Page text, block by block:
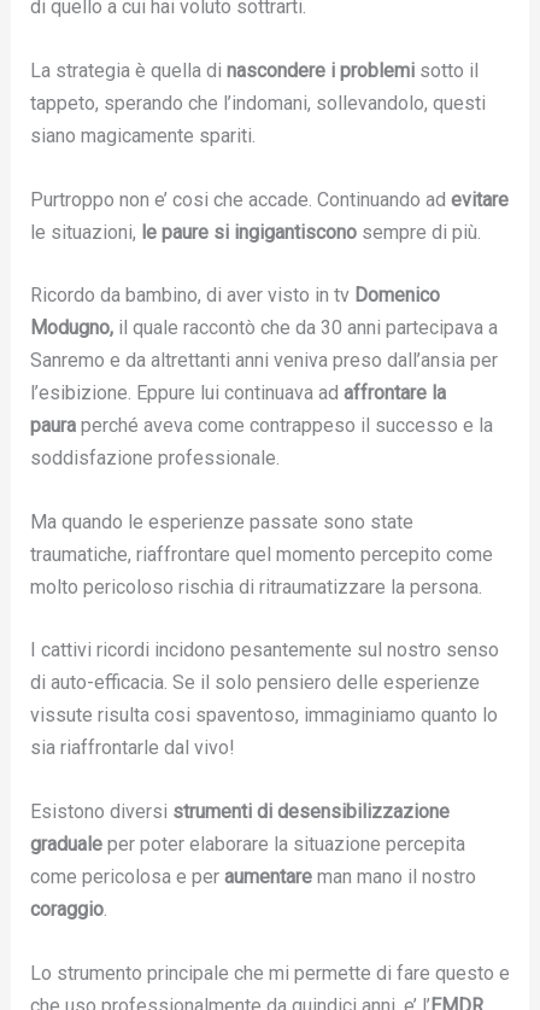
di quello a cui hai voluto sottrarti.
La strategia è quella di nascondere i problemisotto il
tappeto, sperando che l’indomani, sollevandolo, questi
siano magicamente spariti.
Purtroppo non e’ cosi che accade. Continuando ad evitare
le situazioni, le paure si ingigantisconosempre di più.
Ricordo da bambino, di aver visto in tv Domenico
Modugno,il quale raccontò che da 30 anni partecipava a
Sanremo e da altrettanti anni veniva preso dall’ansia per
l’esibizione. Eppure lui continuava ad affrontare la
pauraperché aveva come contrappeso il successo e la
soddisfazione professionale.
Ma quando le esperienze passate sono state
traumatiche, riaffrontare quel momento percepito come
molto pericoloso rischia di ritraumatizzare la persona.
I cattivi ricordi incidono pesantemente sul nostro senso
di auto-efficacia. Se il solo pensiero delle esperienze
vissute risulta cosi spaventoso, immaginiamo quanto lo
sia riaffrontarle dal vivo!
Esistono diversi strumenti di desensibilizzazione
gradualeper poter elaborare la situazione percepita
come pericolosa e per aumentareman mano il nostro
coraggio.
Lo strumento principale che mi permette di fare questo e
che uso professionalmente da quindici anni, e’ l’EMDR